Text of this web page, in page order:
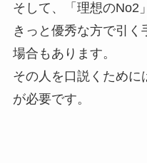
そして、「理想のNo2
きっと優秀な方で引
場合もあります。
その人を口説くために
が必要です。